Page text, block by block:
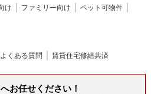
け ファミリー向け
ペット可物件
よくある質問 賃貸住宅修繕共済
お任せください！